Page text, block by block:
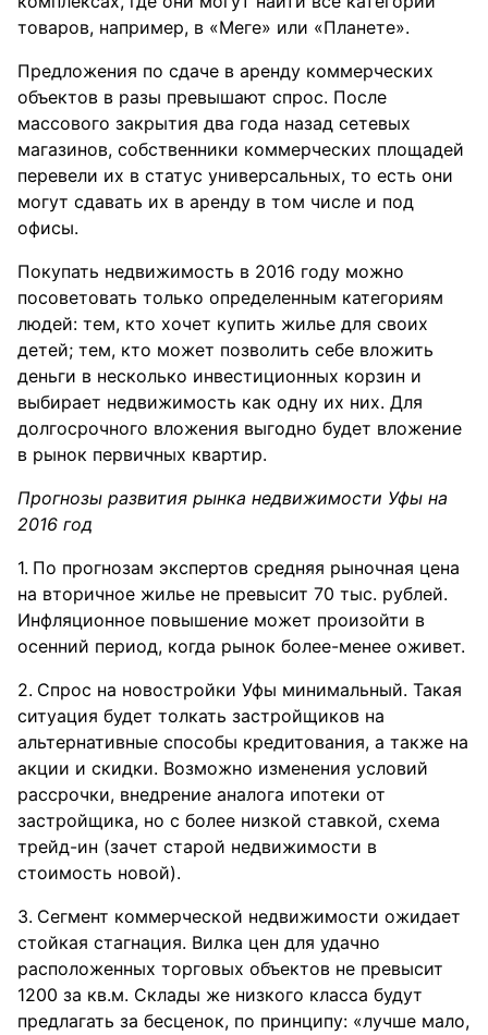
товаров, например, в «Меге» или «Планете».
Предложения по сдаче в аренду коммерческих
объектов в разы превышают спрос. После
массового закрытия два года назад сетевых
магазинов, собственники коммерческих площадей
перевели их в статус универсальных, то есть они
могут сдавать их в аренду в том числе и под
офисы.
Покупать недвижимость в 2016 году можно
посоветовать только определенным категориям
людей: тем, кто хочет купить жилье для своих
детей; тем, кто может позволить себе вложить
деньги в несколько инвестиционных корзин и
выбирает недвижимость как одну их них. Для
долгосрочного вложения выгодно будет вложение
в рынок первичных квартир.
Прогнозы развития рынка недвижимости Уфы на
2016 год
По прогнозам экспертов средняя рыночная цена
на вторичное жилье не превысит 70 тыс. рублей.
Инфляционное повышение может произойти в
осенний период, когда рынок более-менее оживет.
Спрос на новостройки Уфы минимальный. Такая
ситуация будет толкать застройщиков на
альтернативные способы кредитования, а также на
акции и скидки. Возможно изменения условий
рассрочки, внедрение аналога ипотеки от
застройщика, но с более низкой ставкой, схема
трейд-ин (зачет старой недвижимости в
стоимость новой).
Сегмент коммерческой недвижимости ожидает
стойкая стагнация. Вилка цен для удачно
расположенных торговых объектов не превысит
1200 за кв.м. Склады же низкого класса будут
предлагать за бесценок, по принципу: «лучше мало,